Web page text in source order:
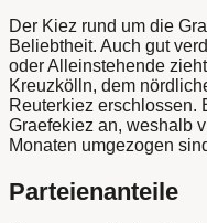
Der Kiez rund um die
Beliebtheit. Auch gut
oder Alleinstehende
Kreuzkölln, dem
Reuterkiez erschlossen.
Graefekiez an, weshalb
Monaten umgezogen
Parteienanteile